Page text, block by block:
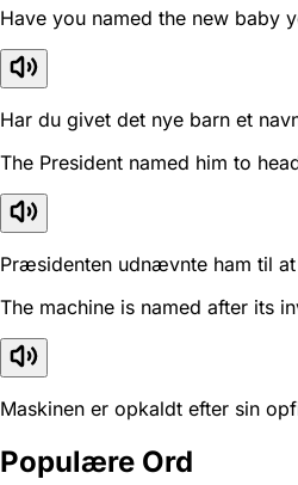
Have you named the new baby
Har du givet det nye barn et
The President named him to
Præsidenten udnævnte ham til
The machine is named after its
Maskinen er opkaldt efter sin
Populære Ord